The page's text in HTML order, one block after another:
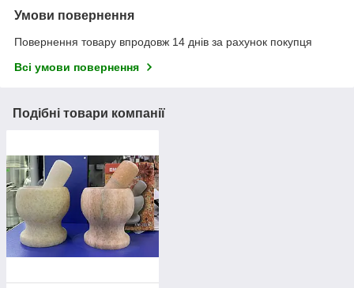
Умови повернення
Повернення товару впродовж 14 днів за рахунок покупця
Всі умови повернення
Подібні товари компанії